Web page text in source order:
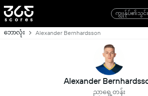
ကျွုန်ုပ်၏သွင်းဂို
ဘောလုံး Alexander Bernhardsson
Alexander
ညာရှေ့တန်း